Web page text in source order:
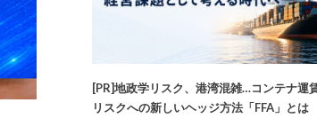
[PR]地政学リスク、港湾混雑…コンテナ運
リスクへの新しいヘッジ方法「FFA」とは